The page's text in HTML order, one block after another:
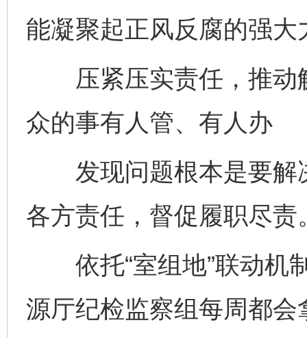
能凝聚起正风反腐的强大
压紧压实责任，推动
众的事有人管、有人办
发现问题根本是要解
各方责任，督促履职尽责
依托“室组地”联动机
源厅纪检监察组每周都会